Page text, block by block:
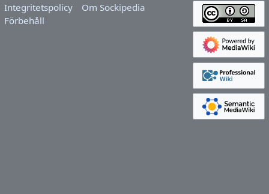
Integritetspolicy
Om Sockipedia
Förbehåll